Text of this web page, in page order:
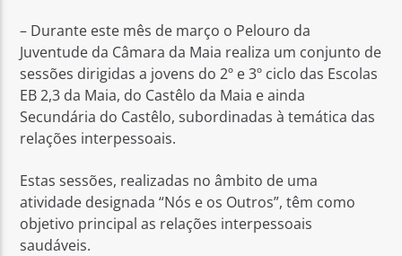
– Durante este mês de março o Pelouro da
Juventude da Câmara da Maia realiza um conjunto de
sessões dirigidas a jovens do 2º e 3º ciclo das Escolas
EB 2,3 da Maia, do Castêlo da Maia e ainda
Secundária do Castêlo, subordinadas à temática das
relações interpessoais.
Estas sessões, realizadas no âmbito de uma
atividade designada “Nós e os Outros”, têm como
objetivo principal as relações interpessoais
saudáveis.